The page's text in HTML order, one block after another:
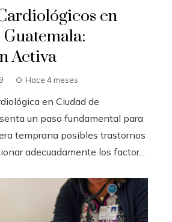
en
Activa
Hace 4 meses
en Ciudad de
un paso fundamental para
temprana posibles trastornos
adecuadamente los factor...